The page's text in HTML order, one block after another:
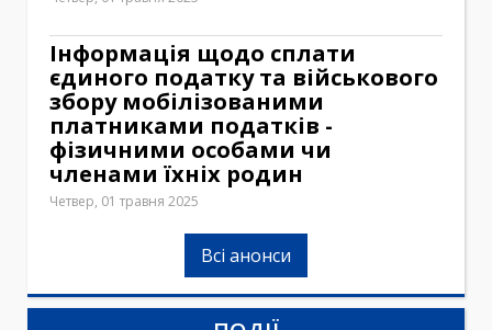
Інформація щодо сплати
єдиного податку та військового
збору мобілізованими
платниками податків -
фізичними особами чи
членами їхніх родин
Четвер, 01 травня 2025
Всі анонси